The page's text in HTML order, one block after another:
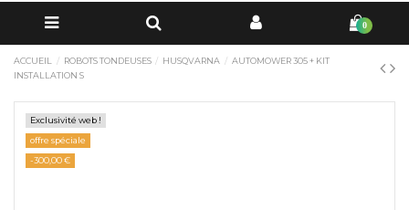
0
ACCUEIL ROBOTS TONDEUSES HUSQVARNA
AUTOMOWER 305 + KIT
INSTALLATION S
Exclusivité web !
offre spéciale
-300,00 €